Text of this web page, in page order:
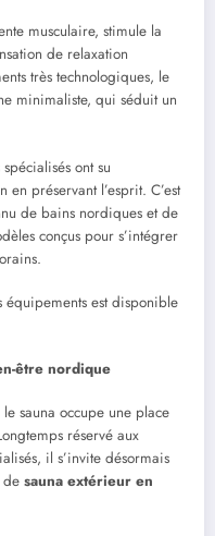
musculaire, stimule la
de relaxation
très technologiques, le
minimaliste, qui séduit un
ont su
préservant l’esprit. C’est
de bains nordiques et de
conçus pour s’intégrer
est disponible
être nordique
sauna occupe une place
réservé aux
il s’invite désormais
de sauna extérieur en